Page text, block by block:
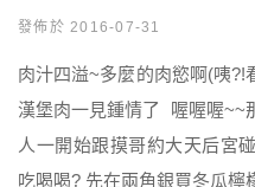
發佈於 2016-07-31
肉汁四溢~多麼的肉慾啊(咦?!
漢堡肉一見鍾情了 喔喔喔~~
人一開始跟摸哥約大天后宮
吃喝喝? 先在兩角銀買冬瓜檸